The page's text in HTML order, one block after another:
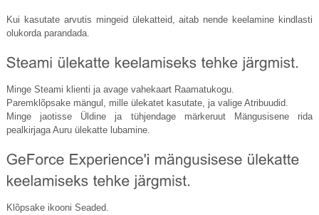
Kui kasutate arvutis mingeid ülekatteid, aitab nende keelamine kindlasti
olukorda parandada.
Minge Steami klienti ja avage vahekaart Raamatukogu.
Paremklõpsake mängul, mille ülekatet kasutate, ja valige Atribuudid.
Minge jaotisse Üldine ja tühjendage märkeruut Mängusisene rida
pealkirjaga Auru ülekatte lubamine.
Klõpsake ikooni Seaded.